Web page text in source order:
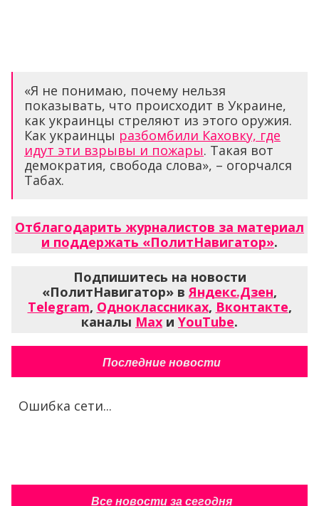
идут эти взрывы и пожары
демократия, свобода слова», – огорчался
Табах.
Отблагодарить журналистов за материал
и поддержать «ПолитНавигатор».
«ПолитНавигатор» вЯндекс.Дзен,
Telegram,Одноклассниках,Вконтакте,
каналыMaxиYouTube.
Последние новости
спорта за минуту —
подпишись В МАКС